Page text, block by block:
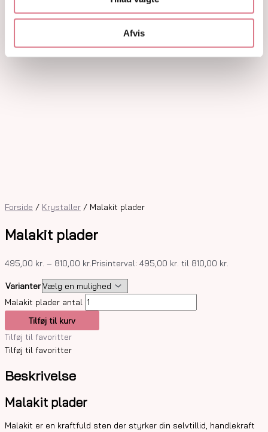
Afvis
Forside / Krystaller / Malakit plader
Malakit plader
495,00 kr. – 810,00 kr. Prisinterval: 495,00 kr. til 810,00 kr.
Varianter
Malakit plader antal
Tilføj til kurv
Tilføj til favoritter
Tilføj til favoritter
Beskrivelse
Malakit plader
Malakit er en kraftfuld sten der styrker din selvtillid, handlekraft